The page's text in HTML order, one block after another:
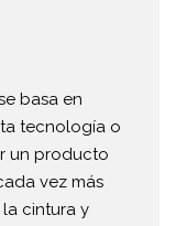
basa en
tecnología o
un producto
vez más
cintura y